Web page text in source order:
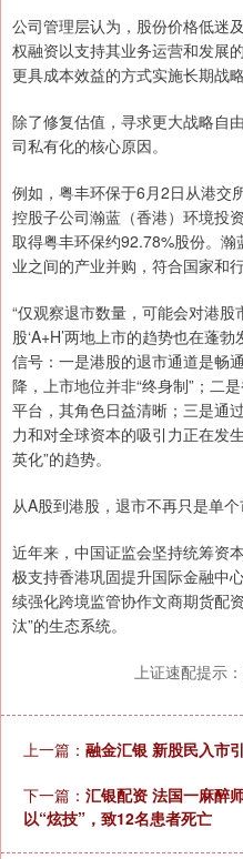
公司管理层认为，股份价格低迷
权融资以支持其业务运营和发展
更具成本效益的方式实施长期战略
除了修复估值，寻求更大战略自
司私有化的核心原因。
例如，粤丰环保于6月2日从港交
控股子公司瀚蓝（香港）环境投
取得粤丰环保约92.78%股份。
业之间的产业并购，符合国家和
“仅观察退市数量，可能会对港
股‘A+H’两地上市的趋势也在蓬
信号：一是港股的退市通道是畅
降，上市地位并非“终身制”；二
平台，其角色日益清晰；三是通
力和对全球资本的吸引力正在发
英化”的趋势。
从A股到港股，退市不再只是单个
近年来，中国证监会坚持统筹资
极支持香港巩固提升国际金融中
续强化跨境监管协作文商期货配
汰”的生态系统。
上证速配提示
上一篇： 融金汇银 新股民入市
下一篇： 汇银配资 法国一麻醉
以“炫技”，致12名患者死亡